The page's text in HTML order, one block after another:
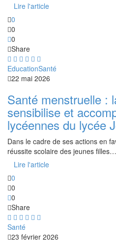
Lire l'article
0
0
0
Share
EducationSanté
22 mai 2026
Santé menstruelle :
sensibilise et
lycéennes du lycée
Dans le cadre de ses actions en
réussite scolaire des jeunes filles…
Lire l'article
0
0
0
Share
Santé
23 février 2026